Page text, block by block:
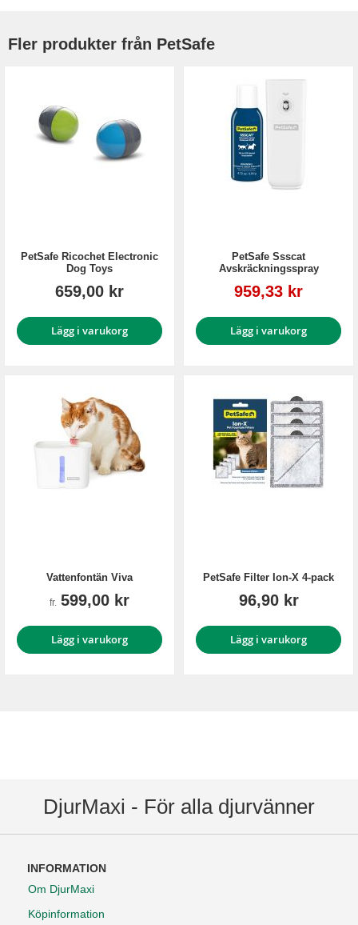
Fler produkter från PetSafe
PetSafe Ricochet Electronic
Dog Toys
659,00 kr
Lägg i varukorg
PetSafe Ssscat
Avskräckningsspray
Reapris
959,33 kr
Lägg i varukorg
Vattenfontän Viva
fr. 599,00 kr
Lägg i varukorg
PetSafe Filter Ion-X 4-pack
96,90 kr
Lägg i varukorg
DjurMaxi - För alla djurvänner
INFORMATION
Om DjurMaxi
Köpinformation